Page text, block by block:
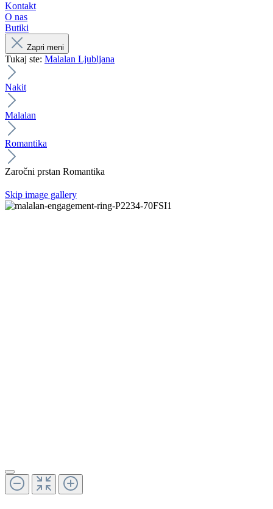
Kontakt
O nas
Butiki
Zapri meni
Tukaj ste: Malalan Ljubljana
Nakit
Malalan
Romantika
Zaročni prstan Romantika
Skip image gallery